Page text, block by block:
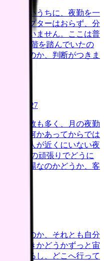
経たないうちに、夜勤を一
プリセプターはおらず、分
よっていません。ここは普
っと段階を踏んでいたの
が甘いのか、判断がつきま
2026/6/27
つ患者数も多く、月の夜勤
ます。何かあってからでは
呼べる人が近くにいない夜
は個人の頑張りでどうに
ない職場なのかどうか、客
せいなのか、それとも自分
職すべきかどうかずっと宙
気もするし、どこへ行って